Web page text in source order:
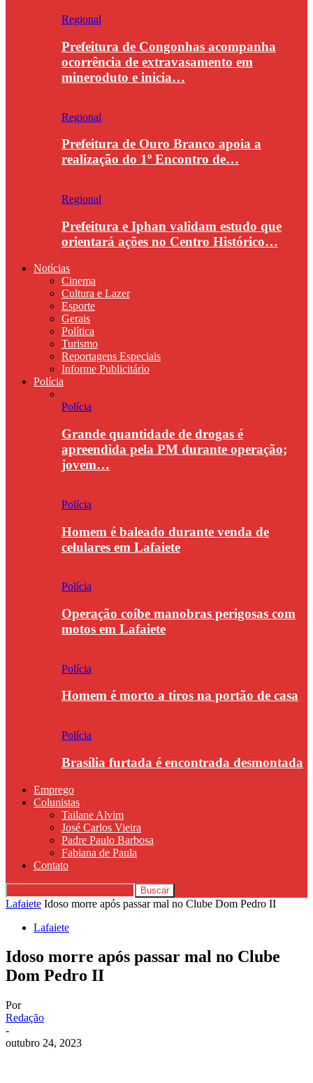
Regional
Prefeitura de Congonhas acompanha
ocorrência de extravasamento em
mineroduto e inicia…
Regional
Prefeitura de Ouro Branco apoia a
realização do 1º Encontro de…
Regional
Prefeitura e Iphan validam estudo que
orientará ações no Centro Histórico…
Notícias
Cinema
Cultura e Lazer
Esporte
Gerais
Política
Turismo
Reportagens Especiais
Informe Publicitário
Polícia
Polícia
Grande quantidade de drogas é
apreendida pela PM durante operação;
jovem…
Polícia
Homem é baleado durante venda de
celulares em Lafaiete
Polícia
Operação coíbe manobras perigosas com
motos em Lafaiete
Polícia
Homem é morto a tiros na portão de casa
Polícia
Brasília furtada é encontrada desmontada
Emprego
Colunistas
Tailane Alvim
José Carlos Vieira
Padre Paulo Barbosa
Fabiana de Paula
Contato
Lafaiete Idoso morre após passar mal no Clube Dom Pedro II
Lafaiete
Idoso morre após passar mal no Clube
Dom Pedro II
Por
Redação
-
outubro 24, 2023